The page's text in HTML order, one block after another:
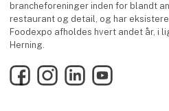
brancheforeninger inden for blandt
restaurant og detail, og har
Foodexpo afholdes hvert andet år, i
Herning.
FacebookInstagramLinkedInYouTube